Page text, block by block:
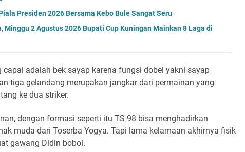
Presiden 2026 Bersama Kebo Bule Sangat Seru
Minggu 2 Agustus 2026 Bupati Cup Kuningan Mainkan 8 Laga di
capai adalah bek sayap karena fungsi dobel yakni sayap
tiga gelandang merupakan jangkar dari permainan yang
ke dua striker.
dengan formasi seperti itu TS 98 bisa menghadirkan
muda dari Toserba Yogya. Tapi lama kelamaan akhirnya fisik
gawang Didin bobol.